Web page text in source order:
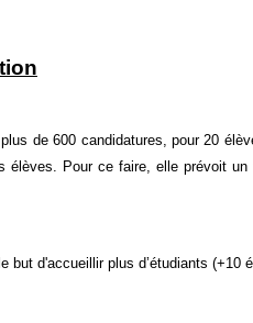
de 600 candidatures, pour 20
élèves. Pour ce faire, elle prévoit un
but d'accueillir plus d’étudiants (+10